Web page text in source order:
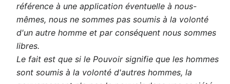
référence à une application éventuelle à nous-
mêmes, nous ne sommes pas soumis à la volonté
d'un autre homme et par conséquent nous sommes
libres.
Le fait est que si le Pouvoir signifie que les hommes
sont soumis à la volonté d'autres hommes, la